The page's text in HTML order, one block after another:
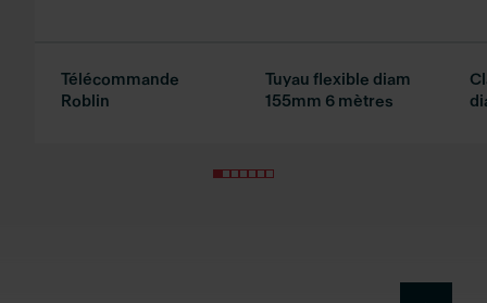
Télécommande
Roblin
Tuyau flexible diam
155mm 6 mètres